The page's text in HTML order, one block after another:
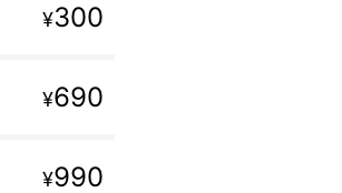
¥300
¥690
¥990